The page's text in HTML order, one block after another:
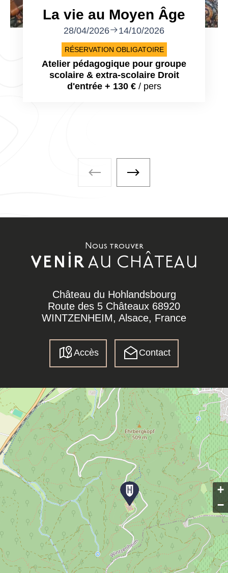
La vie au Moyen Âge
28/04/2026 14/10/2026
RÉSERVATION OBLIGATOIRE
Atelier pédagogique pour groupe
scolaire & extra-scolaire Droit
d'entrée + 130 €/ pers
À faire également - Visite
À faire également -
Nous trouver
VENIRAU CHÂTEAU
Château du Hohlandsbourg
Route des 5 Châteaux 68920
WINTZENHEIM, Alsace, France
Accès Contact
+
−